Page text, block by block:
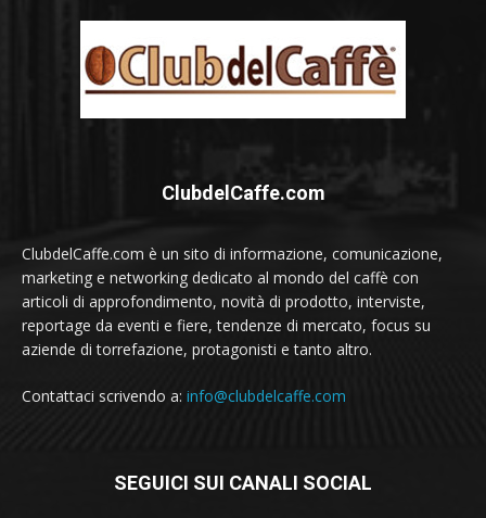
ClubdelCaffe.com
ClubdelCaffe.com è un sito di informazione, comunicazione,
marketing e networking dedicato al mondo del caffè con
articoli di approfondimento, novità di prodotto, interviste,
reportage da eventi e fiere, tendenze di mercato, focus su
aziende di torrefazione, protagonisti e tanto altro.
Contattaci scrivendo a: info@clubdelcaffe.com
SEGUICI SUI CANALI SOCIAL